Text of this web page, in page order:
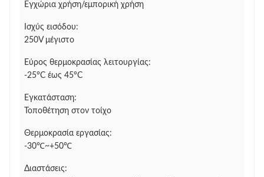
Εγχώρια χρήση/εμπορική χρήση
Ισχύς εισόδου:
250V μέγιστο
Εύρος θερμοκρασίας λειτουργίας:
-25°C έως 45°C
Εγκατάσταση:
Τοποθέτηση στον τοίχο
Θερμοκρασία εργασίας:
-30℃~+50℃
Διαστάσεις: